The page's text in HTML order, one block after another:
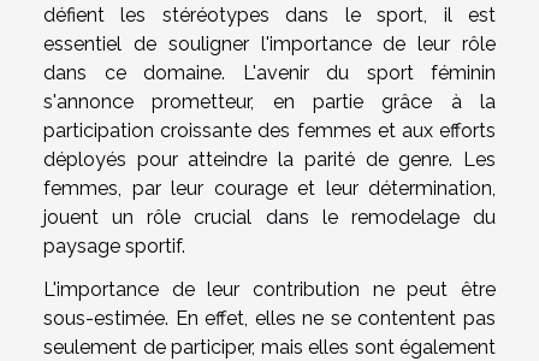
défient les stéréotypes dans le sport, il est
essentiel de souligner l'importance de leur rôle
dans ce domaine. L'avenir du sport féminin
s'annonce prometteur, en partie grâce à la
participation croissante des femmes et aux efforts
déployés pour atteindre la parité de genre. Les
femmes, par leur courage et leur détermination,
jouent un rôle crucial dans le remodelage du
paysage sportif.
L'importance de leur contribution ne peut être
sous-estimée. En effet, elles ne se contentent pas
seulement de participer, mais elles sont également